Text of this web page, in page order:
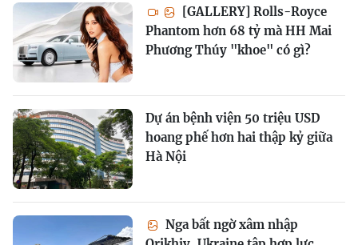
[GALLERY] Rolls-Royce
Phantom hơn 68 tỷ mà HH Mai
Phương Thúy "khoe" có gì?
Dự án bệnh viện 50 triệu USD
hoang phế hơn hai thập kỷ giữa
Hà Nội
Nga bất ngờ xâm nhập